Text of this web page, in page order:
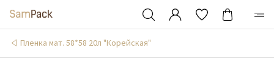
Пленка мат. 58*58 20л "Корейская"